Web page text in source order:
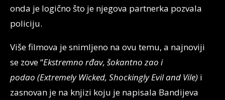
onda je logično što je njegova partnerka pozvala
policiju.
Više filmova je snimljeno na ovu temu, a najnoviji
se zove “Ekstremno rđav, šokantno zao i
podao (Extremely Wicked, Shockingly Evil and Vile) i
zasnovan je na knjizi koju je napisala Bandijeva